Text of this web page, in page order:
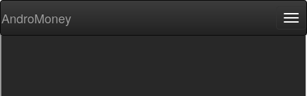
AndroMoney